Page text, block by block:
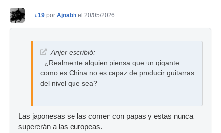
#19 por Ajnabh el 20/05/2026
Anjer escribió:
. ¿Realmente alguien piensa que un gigante
como es China no es capaz de producir guitarras
del nivel que sea?
Las japonesas se las comen con papas y estas nunca
supererán a las europeas.